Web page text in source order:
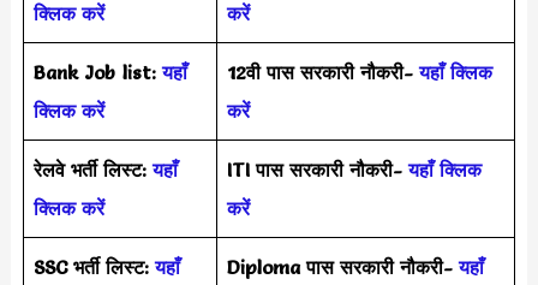
क्लिक करें
करें
Bank Job list: यहाँ
क्लिक करें
12वी पास सरकारी नौकरी- यहाँ क्लिक
करें
रेलवे भर्ती लिस्ट: यहाँ
क्लिक करें
ITI पास सरकारी नौकरी- यहाँ क्लिक
करें
SSC भर्ती लिस्ट: यहाँ
Diploma पास सरकारी नौकरी- यहाँ